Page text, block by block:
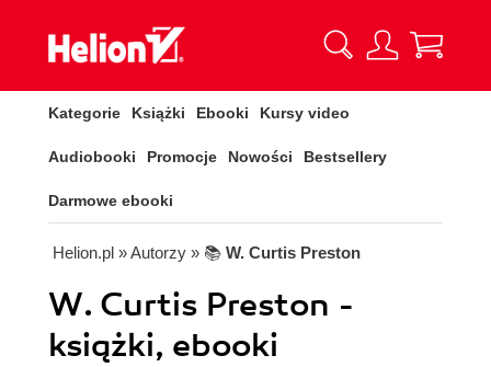
Kategorie Książki Ebooki Kursy video
Audiobooki Promocje Nowości Bestsellery
Darmowe ebooki
Helion.pl » Autorzy » 📚 W. Curtis Preston
W. Curtis Preston -
książki, ebooki